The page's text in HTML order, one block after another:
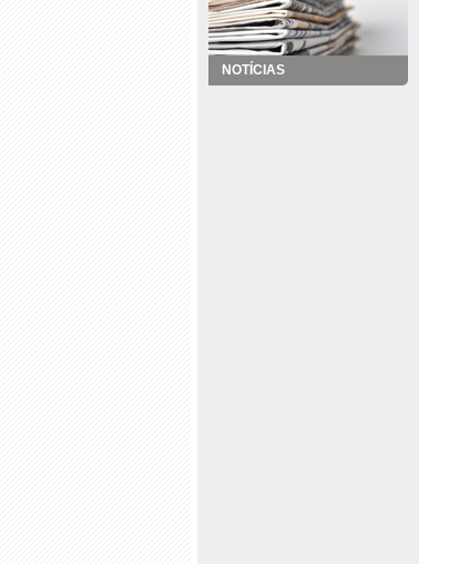
NOTÍCIAS